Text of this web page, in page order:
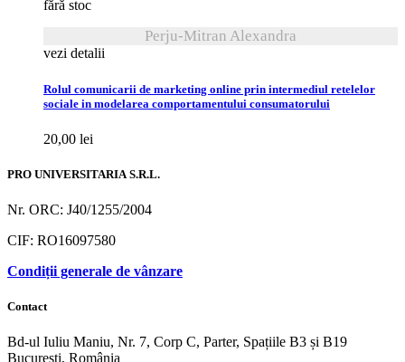
fără stoc
Perju-Mitran Alexandra
vezi detalii
Rolul comunicarii de marketing online prin intermediul retelelor
sociale in modelarea comportamentului consumatorului
20,00 lei
PRO UNIVERSITARIA S.R.L.
Nr. ORC: J40/1255/2004
CIF: RO16097580
Condiții generale de vânzare
Contact
Bd-ul Iuliu Maniu, Nr. 7, Corp C, Parter, Spațiile B3 și B19
București, România